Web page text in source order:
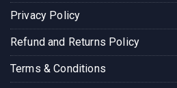
Privacy Policy
Refund and Returns Policy
Terms & Conditions